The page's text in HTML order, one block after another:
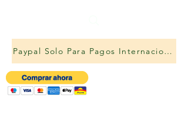
Paypal Solo Para Pagos Internacionales